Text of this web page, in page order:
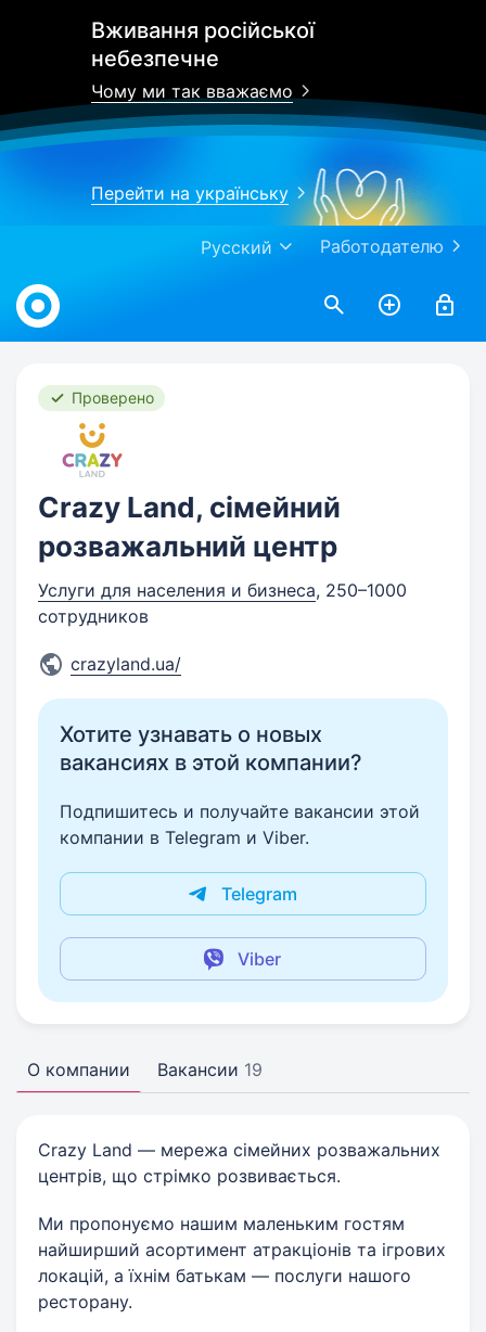
Вживання російської
небезпечне
Чому ми так вважаємо
Перейти на українську
Работодателю
Русский
Work.ua
Проверено
Crazy Land, сімейний
розважальний центр
Услуги для населения и бизнеса, 250–1000
сотрудников
crazyland.ua/
Хотите узнавать о новых
вакансиях в этой компании?
Подпишитесь и получайте вакансии этой
компании в Telegram и Viber.
Telegram
Viber
О компании Вакансии 19
Crazy Land — мережа сімейних розважальних
центрів, що стрімко розвивається.
Ми пропонуємо нашим маленьким гостям
найширший асортимент атракціонів та ігрових
локацій, а їхнім батькам — послуги нашого
ресторану.